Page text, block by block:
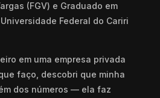
(FGV) e Graduado em
Federal do Cariri
em uma empresa privada
faço, descobri que minha
dos números — ela faz